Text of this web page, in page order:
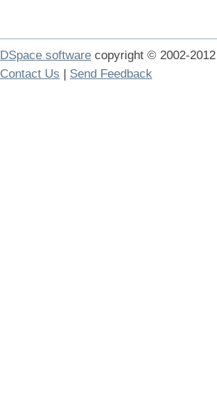
DSpace software copyright © 2002-2012
Contact Us | Send Feedback